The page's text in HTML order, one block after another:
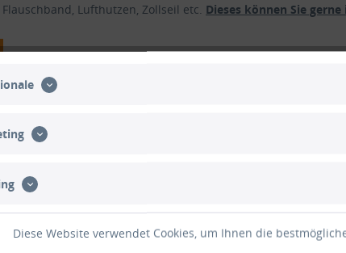
Lufthutzen, Zollseil etc. Dieses können Sie
Schwarz RAL 9005
Diese Website verwendet Cookies, um Ihnen die